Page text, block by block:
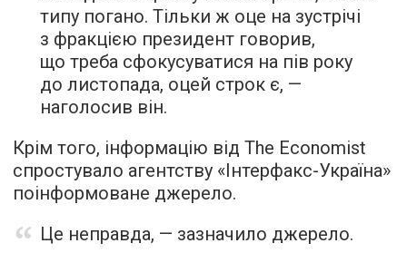
типу погано. Тільки ж оце на зустрічі
з фракцією президент говорив,
що треба сфокусуватися на пів року
до листопада, оцей строк є, —
наголосив він.
Крім того, інформацію від The Economist
спростувало агентству «Інтерфакс-Україна»
поінформоване джерело.
Це неправда, — зазначило джерело.